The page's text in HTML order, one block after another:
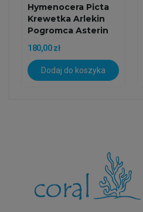
Hymenocera Picta
Krewetka Arlekin
Pogromca Asterin
180,00 zł
Dodaj do koszyka